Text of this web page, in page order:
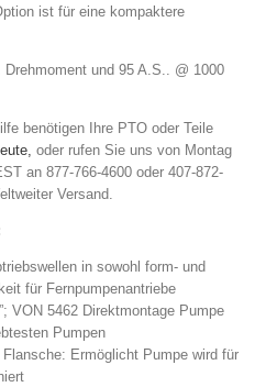
ist für eine kompaktere
und 95 A.S.. @ 1000
benötigen Ihre PTO oder Teile
oder rufen Sie uns von Montag
an 877-766-4600 oder 407-872-
Versand.
in sowohl form- und
für Fernpumpenantriebe
VON 5462 Direktmontage Pumpe
Pumpen
Flansche: Ermöglicht Pumpe wird für